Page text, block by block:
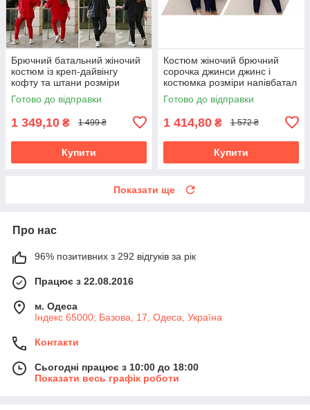
Брючний батальний жіночий
костюм із креп-дайвінгу
кофту та штани розміри
батал
Готово до відправки
1 349,10 ₴ 1 499 ₴
Купити
Костюм жіночий брючний
сорочка джинси джинс і
костюмка розміри напівбатал
та батал
Готово до відправки
1 414,80 ₴ 1 572 ₴
Купити
Показати ще
Про нас
96% позитивних з 292 відгуків за рік
Працює з 22.08.2016
м. Одеса
Індекс 65000; Базова, 17, Одеса, Україна
Контакти
Сьогодні працює з 10:00 до 18:00
Показати весь графік роботи